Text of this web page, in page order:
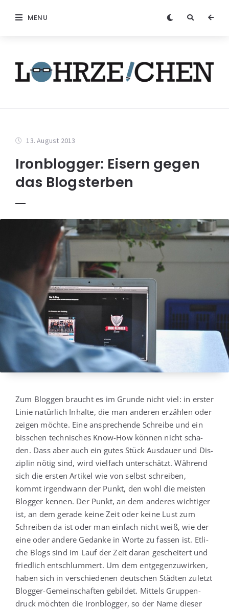
MENU
13. August 2013
Ironblogger: Eisern gegen
das Blogsterben
Zum Blog­gen braucht es im Grun­de nicht viel: in ers­ter
Linie natür­lich Inhal­te, die man ande­ren erzäh­len oder
zei­gen möch­te. Eine anspre­chen­de Schrei­be und ein
biss­chen tech­ni­sches Know-How kön­nen nicht scha­
den. Dass aber auch ein gutes Stück Aus­dau­er und Dis­
zi­plin nötig sind, wird viel­fach unter­schätzt. Wäh­rend
sich die ers­ten Arti­kel wie von selbst schrei­ben,
kommt irgend­wann der Punkt, den wohl die meis­ten
Blog­ger ken­nen. Der Punkt, an dem ande­res wich­ti­ger
ist, an dem gera­de kei­ne Zeit oder kei­ne Lust zum
Schrei­ben da ist oder man ein­fach nicht weiß, wie der
eine oder ande­re Gedan­ke in Wor­te zu fas­sen ist. Etli­
che Blogs sind im Lauf der Zeit dar­an geschei­tert und
fried­lich ent­schlum­mert. Um dem ent­ge­gen­zu­wir­ken,
haben sich in ver­schie­de­nen deut­schen Städ­ten zuletzt
Blog­ger-Gemein­schaf­ten gebil­det. Mit­tels Grup­pen­
druck möch­ten die Iron­blog­ger, so der Name die­ser